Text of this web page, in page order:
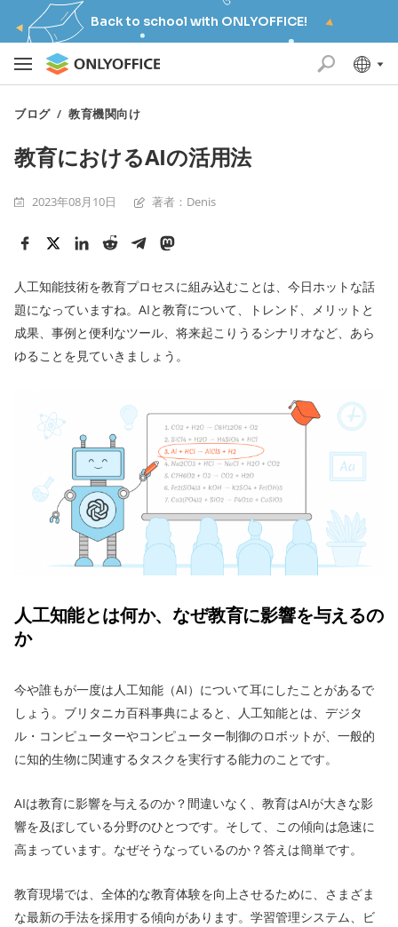
Back to school with ONLYOFFICE!
ブログ/教育機関向け
教育におけるAIの活用法
2023年08月10日 著者：Denis
人工知能技術を教育プロセスに組み込むことは、今日ホットな話
題になっていますね。AIと教育について、トレンド、メリットと
成果、事例と便利なツール、将来起こりうるシナリオなど、あら
ゆることを見ていきましょう。
人工知能とは何か、なぜ教育に影響を与えるの
か
今や誰もが一度は人工知能（AI）について耳にしたことがあるで
しょう。ブリタニカ百科事典によると、人工知能とは、デジタ
ル・コンピューターやコンピューター制御のロボットが、一般的
に知的生物に関連するタスクを実行する能力のことです。
AIは教育に影響を与えるのか？間違いなく、教育はAIが大きな影
響を及ぼしている分野のひとつです。そして、この傾向は急速に
高まっています。なぜそうなっているのか？答えは簡単です。
教育現場では、全体的な教育体験を向上させるために、さまざま
な最新の手法を採用する傾向があります。学習管理システム、ビ